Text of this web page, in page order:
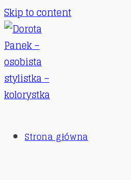
Skip to content
Strona główna